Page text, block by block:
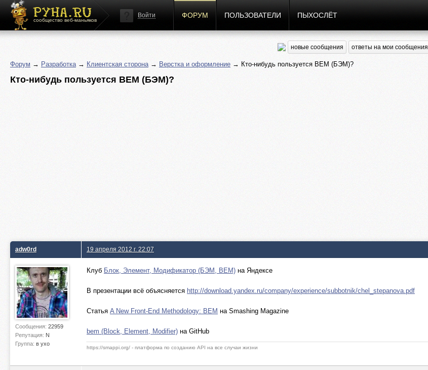
сообщество веб-маньяков
Войти ФОРУМ ПОЛЬЗОВАТЕЛИ ПЫХОСЛЁТ
новые сообщения ответы на мои сообщения
Форум → Разработка→ Клиентская сторона→ Верстка и оформление → Кто-нибудь пользуется BEM (БЭМ)?
Кто-нибудь пользуется BEM (БЭМ)?
adw0rd
Сообщения: 22959
Репутация: N
Группа: в ухо
19 апреля 2012 г. 22:07
Клуб Блок, Элемент, Модификатор (БЭМ, BEM) на Яндексе
В презентации всё объясняется http://download.yandex.ru/company/experience/subbotnik/chel_stepanova.pdf
Статья A New Front-End Methodology: BEM на Smashing Magazine
bem (Block, Element, Modifier) на GitHub
https://smappi.org/ - платформа по созданию API на все случаи жизни